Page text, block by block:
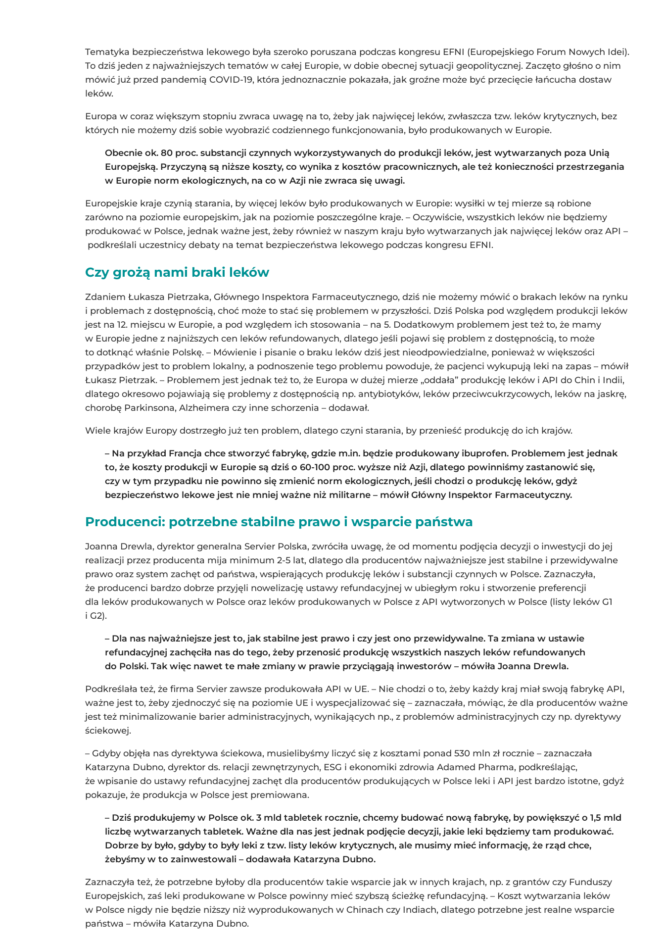
Tematyka bezpieczeństwa lekowego była szeroko poruszana podczas kongresu EFNI (Europejskiego Forum Nowych Idei).
To dziś jeden z najważniejszych tematów w całej Europie, w dobie obecnej sytuacji geopolitycznej. Zaczęto głośno o nim
mówić już przed pandemią COVID-19, która jednoznacznie pokazała, jak groźne może być przecięcie łańcucha dostaw
leków.
Europa w coraz większym stopniu zwraca uwagę na to, żeby jak najwięcej leków, zwłaszcza tzw. leków krytycznych, bez
których nie możemy dziś sobie wyobrazić codziennego funkcjonowania, było produkowanych w Europie.
Obecnie ok. 80 proc. substancji czynnych wykorzystywanych do produkcji leków, jest wytwarzanych poza Unią
Europejską. Przyczyną są niższe koszty, co wynika z kosztów pracownicznych, ale też konieczności przestrzegania
w Europie norm ekologicznych, na co w Azji nie zwraca się uwagi.
Europejskie kraje czynią starania, by więcej leków było produkowanych w Europie: wysiłki w tej mierze są robione
zarówno na poziomie europejskim, jak na poziomie poszczególne kraje. – Oczywiście, wszystkich leków nie będziemy
produkować w Polsce, jednak ważne jest, żeby również w naszym kraju było wytwarzanych jak najwięcej leków oraz API –
podkreślali uczestnicy debaty na temat bezpieczeństwa lekowego podczas kongresu EFNI.
Czy grożą nami braki leków
Zdaniem Łukasza Pietrzaka, Głównego Inspektora Farmaceutycznego, dziś nie możemy mówić o brakach leków na rynku
i problemach z dostępnością, choć może to stać się problemem w przyszłości. Dziś Polska pod względem produkcji leków
jest na 12. miejscu w Europie, a pod względem ich stosowania – na 5. Dodatkowym problemem jest też to, że mamy
w Europie jedne z najniższych cen leków refundowanych, dlatego jeśli pojawi się problem z dostępnością, to może
to dotknąć właśnie Polskę. – Mówienie i pisanie o braku leków dziś jest nieodpowiedzialne, ponieważ w większości
przypadków jest to problem lokalny, a podnoszenie tego problemu powoduje, że pacjenci wykupują leki na zapas – mówił
Łukasz Pietrzak. – Problemem jest jednak też to, że Europa w dużej mierze „oddała” produkcję leków i API do Chin i Indii,
dlatego okresowo pojawiają się problemy z dostępnością np. antybiotyków, leków przeciwcukrzycowych, leków na jaskrę,
chorobę Parkinsona, Alzheimera czy inne schorzenia – dodawał.
Wiele krajów Europy dostrzegło już ten problem, dlatego czyni starania, by przenieść produkcję do ich krajów.
– Na przykład Francja chce stworzyć fabrykę, gdzie m.in. będzie produkowany ibuprofen. Problemem jest jednak
to, że koszty produkcji w Europie są dziś o 60-100 proc. wyższe niż Azji, dlatego powinniśmy zastanowić się,
czy w tym przypadku nie powinno się zmienić norm ekologicznych, jeśli chodzi o produkcję leków, gdyż
bezpieczeństwo lekowe jest nie mniej ważne niż militarne – mówił Główny Inspektor Farmaceutyczny.
Producenci: potrzebne stabilne prawo i wsparcie państwa
Joanna Drewla, dyrektor generalna Servier Polska, zwróciła uwagę, że od momentu podjęcia decyzji o inwestycji do jej
realizacji przez producenta mija minimum 2-5 lat, dlatego dla producentów najważniejsze jest stabilne i przewidywalne
prawo oraz system zachęt od państwa, wspierających produkcję leków i substancji czynnych w Polsce. Zaznaczyła,
że producenci bardzo dobrze przyjęli nowelizację ustawy refundacyjnej w ubiegłym roku i stworzenie preferencji
dla leków produkowanych w Polsce oraz leków produkowanych w Polsce z API wytworzonych w Polsce (listy leków G1
i G2).
– Dla nas najważniejsze jest to, jak stabilne jest prawo i czy jest ono przewidywalne. Ta zmiana w ustawie
refundacyjnej zachęciła nas do tego, żeby przenosić produkcję wszystkich naszych leków refundowanych
do Polski. Tak więc nawet te małe zmiany w prawie przyciągają inwestorów – mówiła Joanna Drewla.
Podkreślała też, że firma Servier zawsze produkowała API w UE. – Nie chodzi o to, żeby każdy kraj miał swoją fabrykę API,
ważne jest to, żeby zjednoczyć się na poziomie UE i wyspecjalizować się – zaznaczała, mówiąc, że dla producentów ważne
jest też minimalizowanie barier administracyjnych, wynikających np., z problemów administracyjnych czy np. dyrektywy
ściekowej.
– Gdyby objęła nas dyrektywa ściekowa, musielibyśmy liczyć się z kosztami ponad 530 mln zł rocznie – zaznaczała
Katarzyna Dubno, dyrektor ds. relacji zewnętrzynych, ESG i ekonomiki zdrowia Adamed Pharma, podkreślając,
że wpisanie do ustawy refundacyjnej zachęt dla producentów produkujących w Polsce leki i API jest bardzo istotne, gdyż
pokazuje, że produkcja w Polsce jest premiowana.
– Dziś produkujemy w Polsce ok. 3 mld tabletek rocznie, chcemy budować nową fabrykę, by powiększyć o 1,5 mld
liczbę wytwarzanych tabletek. Ważne dla nas jest jednak podjęcie decyzji, jakie leki będziemy tam produkować.
Dobrze by było, gdyby to były leki z tzw. listy leków krytycznych, ale musimy mieć informację, że rząd chce,
żebyśmy w to zainwestowali – dodawała Katarzyna Dubno.
Zaznaczyła też, że potrzebne byłoby dla producentów takie wsparcie jak w innych krajach, np. z grantów czy Funduszy
Europejskich, zaś leki produkowane w Polsce powinny mieć szybszą ścieżkę refundacyjną. – Koszt wytwarzania leków
w Polsce nigdy nie będzie niższy niż wyprodukowanych w Chinach czy Indiach, dlatego potrzebne jest realne wsparcie
państwa – mówiła Katarzyna Dubno.